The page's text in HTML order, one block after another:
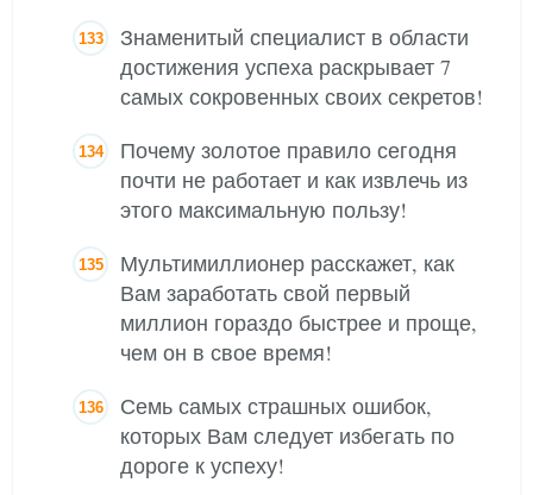
Знаменитый специалист в области
достижения успеха раскрывает 7
самых сокровенных своих секретов!
Почему золотое правило сегодня
почти не работает и как извлечь из
этого максимальную пользу!
Мультимиллионер расскажет, как
Вам заработать свой первый
миллион гораздо быстрее и проще,
чем он в свое время!
Семь самых страшных ошибок,
которых Вам следует избегать по
дороге к успеху!